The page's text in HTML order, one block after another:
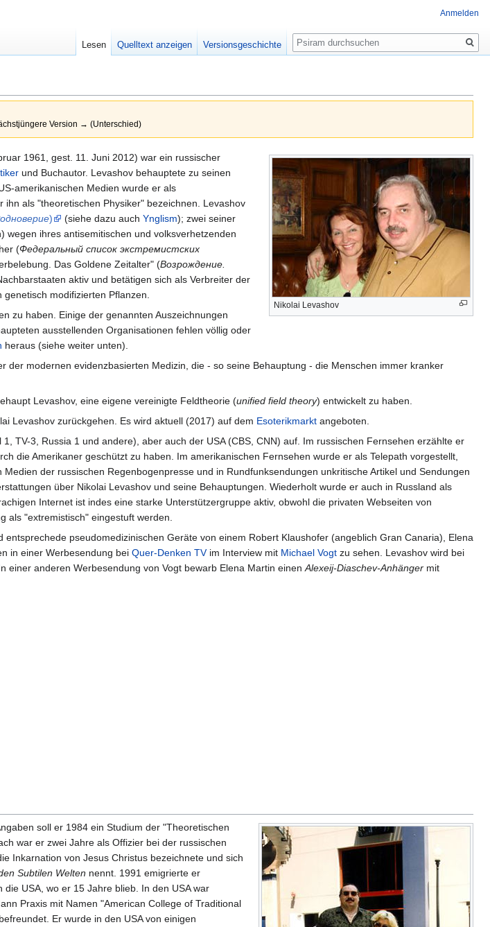
Version → (Unterschied)
Nikolai Levashov
1961, gest. 11. Juni 2012) war ein russischer
und Buchautor. Levashov behauptete zu seinen
amerikanischen Medien wurde er als
als "theoretischen Physiker" bezeichnen. Levashov
) (siehe dazu auch Ynglism); zwei seiner
wegen ihres antisemitischen und volksverhetzenden
(Федеральный список экстремистских
Das Goldene Zeitalter" (Возрождение.
aktiv und betätigen sich als Verbreiter der
genetisch modifizierten Pflanzen.
zu haben. Einige der genannten Auszeichnungen
ausstellenden Organisationen fehlen völlig oder
heraus (siehe weiter unten).
der modernen evidenzbasierten Medizin, die - so seine Behauptung - die Menschen immer kranker
Levashov, eine eigene vereinigte Feldtheorie (unified field theory) entwickelt zu haben.
Levashov zurückgehen. Es wird aktuell (2017) auf dem Esoterikmarkt angeboten.
TV-3, Russia 1 und andere), aber auch der USA (CBS, CNN) auf. Im russischen Fernsehen erzählte er
die Amerikaner geschützt zu haben. Im amerikanischen Fernsehen wurde er als Telepath vorgestellt,
der russischen Regenbogenpresse und in Rundfunksendungen unkritische Artikel und Sendungen
über Nikolai Levashov und seine Behauptungen. Wiederholt wurde er auch in Russland als
Internet ist indes eine starke Unterstützergruppe aktiv, obwohl die privaten Webseiten von
als "extremistisch" eingestuft werden.
pseudomedizinischen Geräte von einem Robert Klaushofer (angeblich Gran Canaria), Elena
in einer Werbesendung bei Quer-Denken TVim Interview mit Michael Vogt zu sehen. Levashov wird bei
anderen Werbesendung von Vogt bewarb Elena Martin einen Alexeij-Diaschev-Anhänger mit
soll er 1984 ein Studium der "Theoretischen
war er zwei Jahre als Offizier bei der russischen
Inkarnation von Jesus Christus bezeichnete und sich
Subtilen Welten nennt. 1991 emigrierte er
USA, wo er 15 Jahre blieb. In den USA war
Praxis mit Namen "American College of Traditional
Er wurde in den USA von einigen
Anmelden
Lesen Quelltext anzeigen Versionsgeschichte
Suche